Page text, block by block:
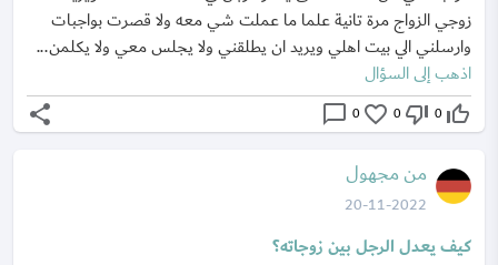
زوجي الزواج مرة تانية علما ما عملت شي معه ولا قصرت بواجبات
وارسلني الي بيت اهلي ويريد ان يطلقني ولا يجلس معي ولا يكلمن...
اذهب إلى السؤال
thumb_up_off_alt
0
thumb_down_off_alt
0
favorite_border
0
chat_bubble_outline
share
من مجهول
20-11-2022
كيف يعدل الرجل بين زوجاته؟